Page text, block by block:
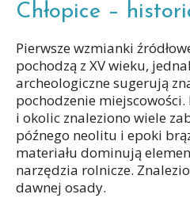
Chłopice –
Pierwsze wzmianki
pochodzą z XV wieku,
archeologiczne sugerują
pochodzenie
i okolic znaleziono wiele
późnego neolitu i epoki
materiału dominują
narzędzia rolnicze.
dawnej osady.